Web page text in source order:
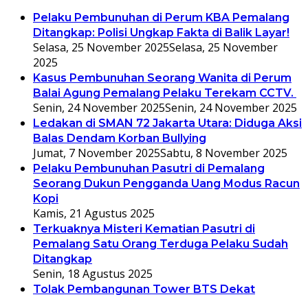
Pelaku Pembunuhan di Perum KBA Pemalang
Ditangkap: Polisi Ungkap Fakta di Balik Layar!
Selasa, 25 November 2025Selasa, 25 November
2025
Kasus Pembunuhan Seorang Wanita di Perum
Balai Agung Pemalang Pelaku Terekam CCTV.
Senin, 24 November 2025Senin, 24 November 2025
Ledakan di SMAN 72 Jakarta Utara: Diduga Aksi
Balas Dendam Korban Bullying
Jumat, 7 November 2025Sabtu, 8 November 2025
Pelaku Pembunuhan Pasutri di Pemalang
Seorang Dukun Pengganda Uang Modus Racun
Kopi
Kamis, 21 Agustus 2025
Terkuaknya Misteri Kematian Pasutri di
Pemalang Satu Orang Terduga Pelaku Sudah
Ditangkap
Senin, 18 Agustus 2025
Tolak Pembangunan Tower BTS Dekat